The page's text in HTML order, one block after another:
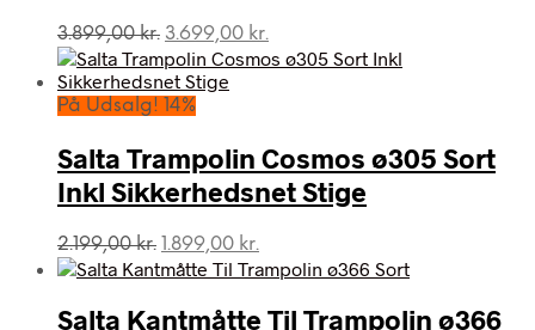
3.899,00kr. Den
oprindelige
pris
var:
3.699,00 kr.
aktuelle
På Udsalg! 14%
Salta Trampolin Cosmos ø305 Sort
Inkl Sikkerhedsnet Stige
2.199,00kr. Den
oprindelige
var:
1.899,00 kr.
aktuelle
er:
Salta Kantmåtte Til Trampolin ø366